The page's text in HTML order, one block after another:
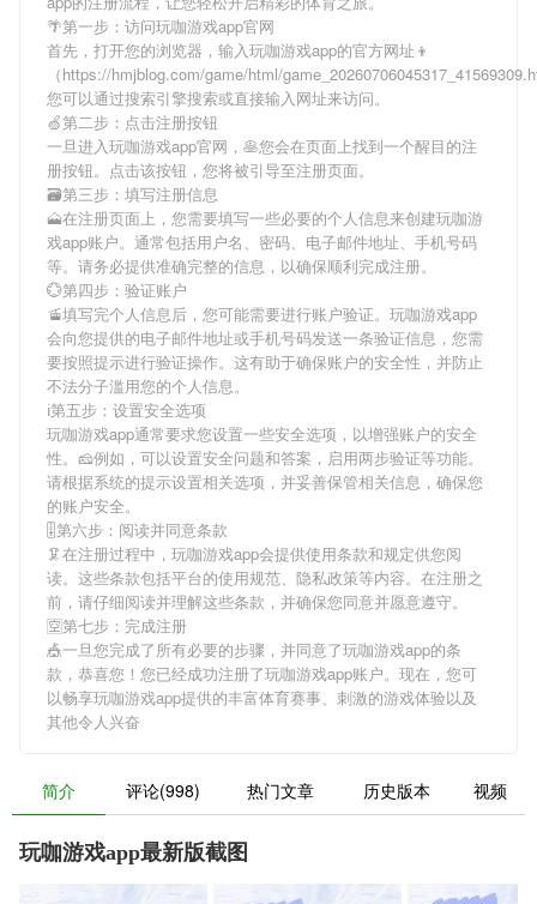
🌴第一步：访问玩咖游戏app官网
首先，打开您的浏览器，输入玩咖游戏app的官方网址👦
（https://hmjblog.com/game/html/
您可以通过搜索引擎搜索或直接输入网址来访问。
🍏第二步：点击注册按钮
一旦进入玩咖游戏app官网，🥞您会在页面上找到一个醒目的注
册按钮。点击该按钮，您将被引导至注册页面。
🗃第三步：填写注册信息
🗻在注册页面上，您需要填写一些必要的个人信息来创建玩咖游
戏app账户。通常包括用户名、密码、电子邮件地址、手机号码
等。请务必提供准确完整的信息，以确保顺利完成注册。
💮第四步：验证账户
🚡填写完个人信息后，您可能需要进行账户验证。 玩咖游戏app
会向您提供的电子邮件地址或手机号码发送一条验证信息，您需
要按照提示进行验证操作。这有助于确保账户的安全性，并防止
不法分子滥用您的个人信息。
ℹ第五步：设置安全选项
玩咖游戏app通常要求您设置一些安全选项，以增强账户的安全
性。🧀例如，可以设置安全问题和答案，启用两步验证等功能。
请根据系统的提示设置相关选项，并妥善保管相关信息，确保您
的账户安全。
🎚第六步：阅读并同意条款
🦑在注册过程中， 玩咖游戏app会提供使用条款和规定供您阅
读。这些条款包括平台的使用规范、隐私政策等内容。在注册之
前，请仔细阅读并理解这些条款，并确保您同意并愿意遵守。
🈳第七步：完成注册
🎪一旦您完成了所有必要的步骤，并同意了玩咖游戏app的条
款，恭喜您！您已经成功注册了玩咖游戏app账户。现在，您可
以畅享玩咖游戏app提供的丰富体育赛事、刺激的游戏体验以及
其他令人兴奋
简介 评论(998) 热门文章 历史版本 视频
玩咖游戏app最新版截图